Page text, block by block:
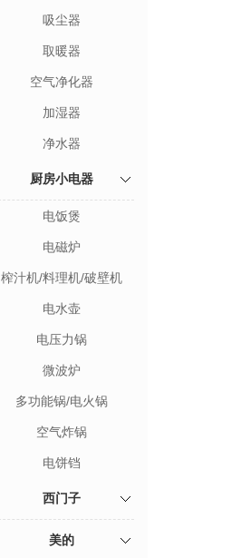
吸尘器
取暖器
空气净化器
加湿器
净水器
厨房小电器
电饭煲
电磁炉
榨汁机/料理机/破壁机
电水壶
电压力锅
微波炉
多功能锅/电火锅
空气炸锅
电饼铛
西门子
美的